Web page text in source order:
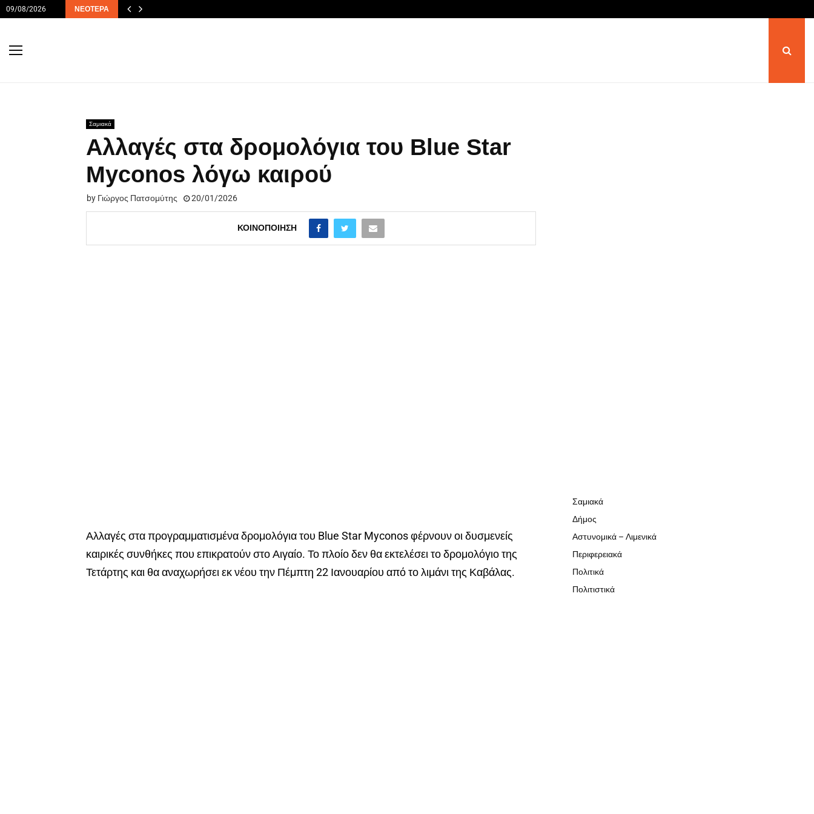
09/08/2026 ΝΕΌΤΕΡΑ
Σαμιακά
Αλλαγές στα δρομολόγια του Blue Star
Myconos λόγω καιρού
by Γιώργος Πατσομύτης 20/01/2026
ΚΟΙΝΟΠΟΊΗΣΗ
Αλλαγές στα προγραμματισμένα δρομολόγια του Blue Star Myconos φέρνουν οι δυσμενείς
καιρικές συνθήκες που επικρατούν στο Αιγαίο. Το πλοίο δεν θα εκτελέσει το δρομολόγιο της
Τετάρτης και θα αναχωρήσει εκ νέου την Πέμπτη 22 Ιανουαρίου από το λιμάνι της Καβάλας.
Σαμιακά
Δήμος
Αστυνομικά – Λιμενικά
Περιφερειακά
Πολιτικά
Πολιτιστικά